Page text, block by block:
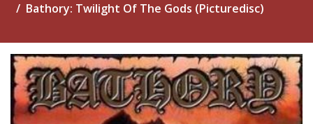
Bathory: Twilight Of The Gods (Picturedisc)